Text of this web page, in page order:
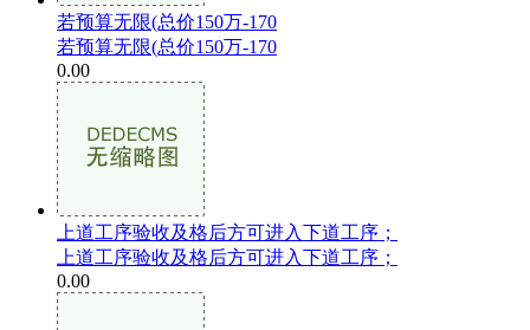
若预算无限(总价150万-170
若预算无限(总价150万-170
0.00
上道工序验收及格后方可进入下道工序；
上道工序验收及格后方可进入下道工序；
0.00